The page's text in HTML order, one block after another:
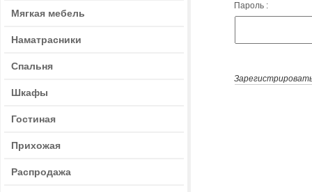
Мягкая мебель
Наматрасники
Спальня
Шкафы
Гостиная
Прихожая
Распродажа
Пароль :